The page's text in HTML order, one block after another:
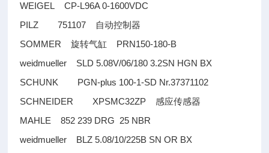
WEIGEL CP-L96A 0-1600VDC
PILZ 751107
自动控制器
SOMMER旋转气缸
PRN150-180-B
weidmueller SLD 5.08V/06/180 3.2SN HGN BX
SCHUNK PGN-plus 100-1-SD Nr.37371102
SCHNEIDER XPSMC32ZP感应传感器
MAHLE 852 239 DRG 25 NBR
weidmueller BLZ 5.08/10/225B SN OR BX